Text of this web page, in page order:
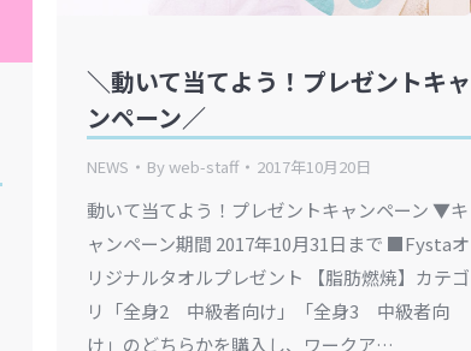
＼動いて当てよう！プレゼントキャ
ンペーン／
NEWS Byweb-staff 2017年10月20日
動いて当てよう！プレゼントキャンペーン ▼キ
ャンペーン期間 2017年10月31日まで ■Fystaオ
リジナルタオルプレゼント 【脂肪燃焼】カテゴ
リ「全身2 中級者向け」「全身3 中級者向
け」のどちらかを購入し、ワークア…